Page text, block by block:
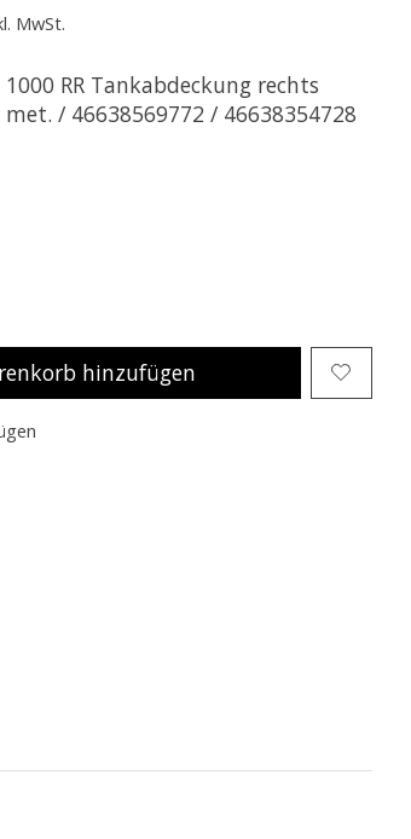
MwSt.
RR Tankabdeckung rechts
/ 46638569772 / 46638354728
hinzufügen